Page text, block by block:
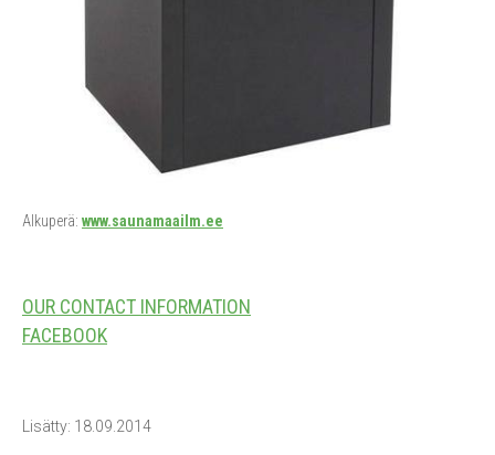
Alkuperä: www.saunamaailm.ee
OUR CONTACT INFORMATION
FACEBOOK
Lisätty: 18.09.2014